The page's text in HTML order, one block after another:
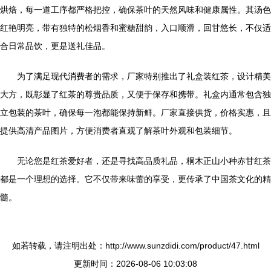
烘焙，每一道工序都严格把控，确保茶叶的天然风味和健康属性。其汤色
红艳明亮，带有独特的松烟香和蜜糖甜韵，入口顺滑，回甘悠长，不仅适
合日常品饮，更是送礼佳品。
为了满足现代消费者的需求，厂家特别推出了礼盒装红茶，设计精美
大方，既彰显了红茶的尊贵品质，又便于保存和携带。礼盒内通常包含独
立包装的茶叶，确保每一泡都能保持新鲜。厂家直接供货，价格实惠，且
提供高清产品图片，方便消费者直观了解茶叶外观和包装细节。
无论您是红茶爱好者，还是寻找高品质礼品，桐木正山小种赤甘红茶
都是一个理想的选择。它不仅带来味蕾的享受，更传承了中国茶文化的精
髓。
如若转载，请注明出处：http://www.sunzdidi.com/product/47.html
更新时间：2026-08-06 10:03:08